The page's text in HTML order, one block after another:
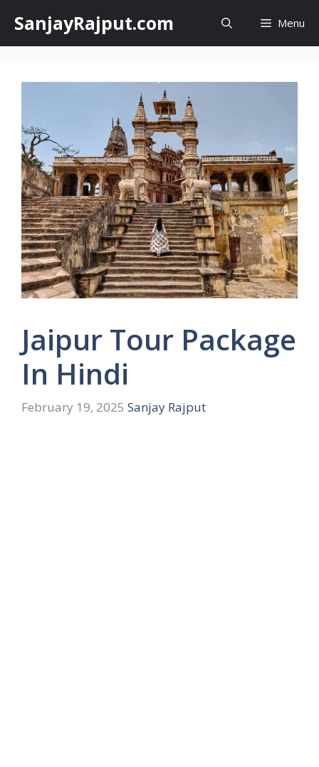
content
SanjayRajput.com Menu
Jaipur Tour Package
In Hindi
February 19, 2025 Sanjay Rajput